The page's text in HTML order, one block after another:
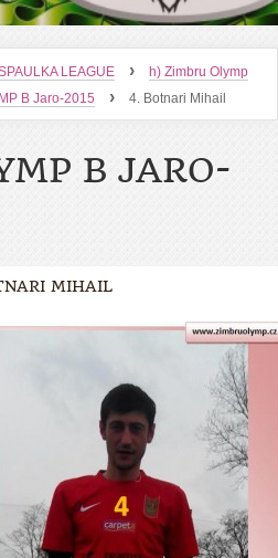
LEAGUE ›
h) Zimbru Olymp
B Jaro-2015 › 4. Botnari Mihail
B JARO-
MIHAIL